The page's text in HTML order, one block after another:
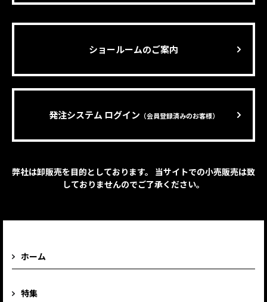
ショールームのご案内
発注システム ログイン （会員登録済みのお客様）
弊社は卸販売を目的としております。 当サイトでの小売販売は致
しておりませんのでご了承ください。
ホーム
特集